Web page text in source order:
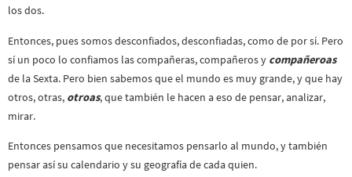
los dos.
Entonces, pues somos desconfiados, desconfiadas, como de por sí. Pero
sí un poco lo confiamos las compañeras, compañeros y compañeroas
de la Sexta. Pero bien sabemos que el mundo es muy grande, y que hay
otros, otras, otroas, que también le hacen a eso de pensar, analizar,
mirar.
Entonces pensamos que necesitamos pensarlo al mundo, y también
pensar así su calendario y su geografía de cada quien.